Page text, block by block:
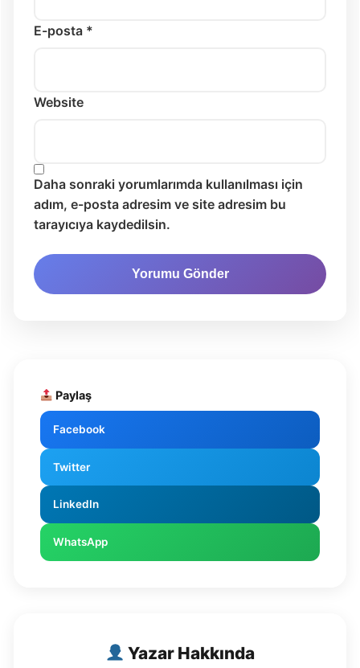
E-posta *
Website
Daha sonraki yorumlarımda kullanılması için
adım, e-posta adresim ve site adresim bu
tarayıcıya kaydedilsin.
Paylaş
Facebook
Twitter
LinkedIn
WhatsApp
Yazar Hakkında